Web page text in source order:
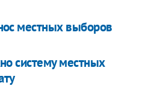
местных выборов
систему местных